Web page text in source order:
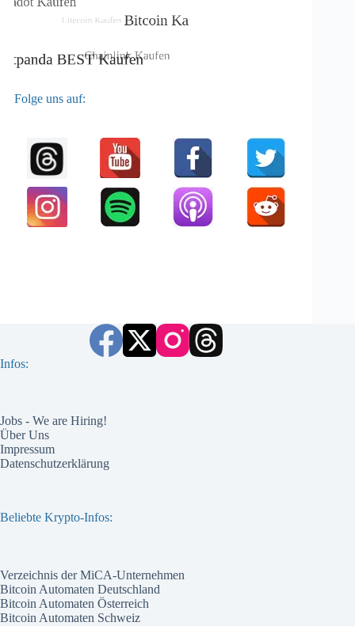
Folge uns auf:
Infos:
Jobs - We are Hiring!
Über Uns
Impressum
Datenschutzerklärung
Beliebte Krypto-Infos:
Verzeichnis der MiCA-Unternehmen
Bitcoin Automaten Deutschland
Bitcoin Automaten Österreich
Bitcoin Automaten Schweiz